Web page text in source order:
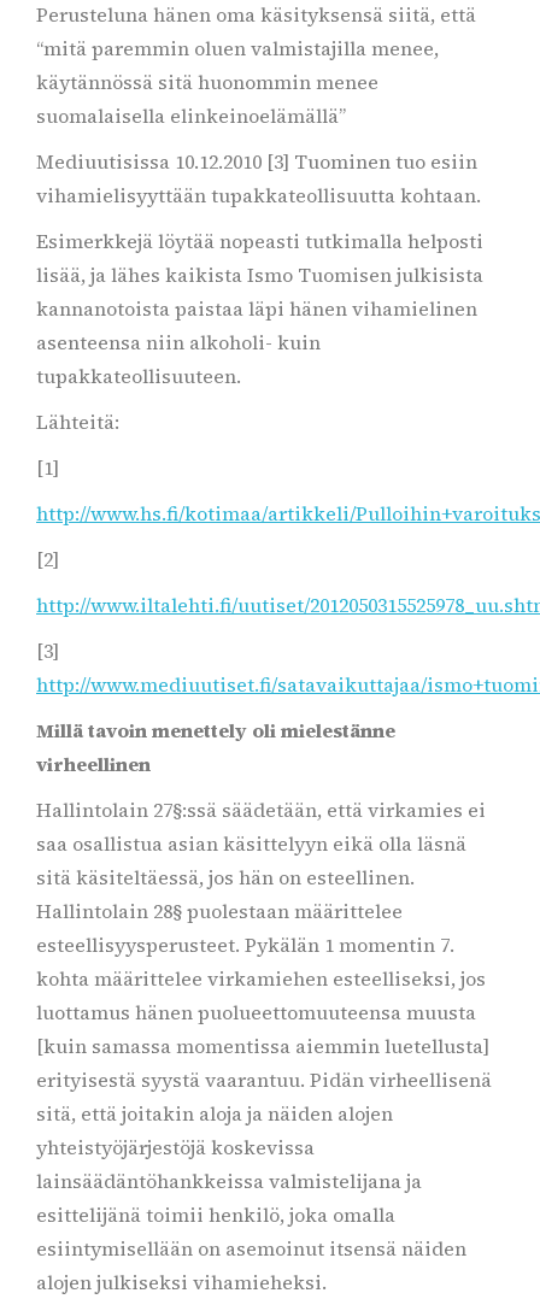
Perusteluna hänen oma käsityksensä siitä, että
“mitä paremmin oluen valmistajilla menee,
käytännössä sitä huonommin menee
suomalaisella elinkeinoelämällä”
Mediuutisissa 10.12.2010 [3] Tuominen tuo esiin
vihamielisyyttään tupakkateollisuutta kohtaan.
Esimerkkejä löytää nopeasti tutkimalla helposti
lisää, ja lähes kaikista Ismo Tuomisen julkisista
kannanotoista paistaa läpi hänen vihamielinen
asenteensa niin alkoholi- kuin
tupakkateollisuuteen.
Lähteitä:
[1]
http://www.hs.fi/kotimaa/artikkeli/
[2]
http://www.iltalehti.fi/uutiset/
[3]
http://www.mediuutiset.fi/satavaikuttajaa/
Millä tavoin menettely oli mielestänne
virheellinen
Hallintolain 27§:ssä säädetään, että virkamies ei
saa osallistua asian käsittelyyn eikä olla läsnä
sitä käsiteltäessä, jos hän on esteellinen.
Hallintolain 28§ puolestaan määrittelee
esteellisyysperusteet. Pykälän 1 momentin 7.
kohta määrittelee virkamiehen esteelliseksi, jos
luottamus hänen puolueettomuuteensa muusta
[kuin samassa momentissa aiemmin luetellusta]
erityisestä syystä vaarantuu. Pidän virheellisenä
sitä, että joitakin aloja ja näiden alojen
yhteistyöjärjestöjä koskevissa
lainsäädäntöhankkeissa valmistelijana ja
esittelijänä toimii henkilö, joka omalla
esiintymisellään on asemoinut itsensä näiden
alojen julkiseksi vihamieheksi.